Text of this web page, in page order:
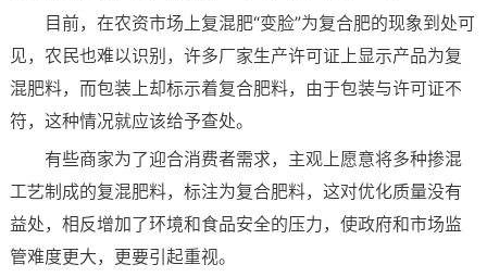
目前，在农资市场上复混肥“变脸”为复合肥的现象到处可
见，农民也难以识别，许多厂家生产许可证上显示产品为复
混肥料，而包装上却标示着复合肥料，由于包装与许可证不
符，这种情况就应该给予查处。
有些商家为了迎合消费者需求，主观上愿意将多种掺混
工艺制成的复混肥料，标注为复合肥料，这对优化质量没有
益处，相反增加了环境和食品安全的压力，使政府和市场监
管难度更大，更要引起重视。